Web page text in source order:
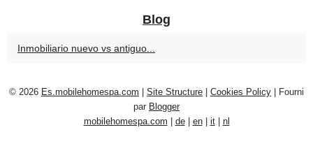
Blog
Inmobiliario nuevo vs antiguo...
© 2026 Es.mobilehomespa.com Site Structure Cookies Policy | Fourni
par Blogger
mobilehomespa.com
de| en| it| nl